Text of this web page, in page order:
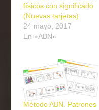
físicos con significado
(Nuevas tarjetas)
24 mayo, 2017
En «ABN»
Método ABN. Patrones